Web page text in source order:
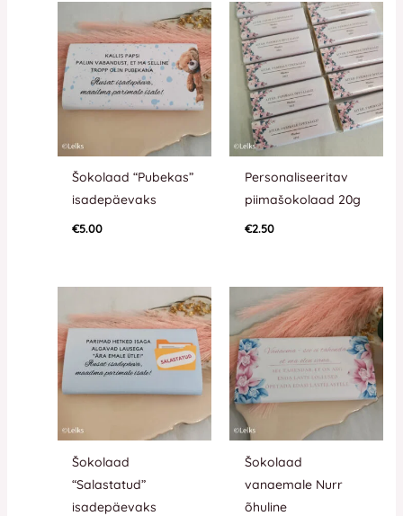
Šokolaad “Pubekas”
isadepäevaks
€5.00
Personaliseeritav
piimašokolaad 20g
€2.50
Šokolaad
“Salastatud”
isadepäevaks
Šokolaad
vanaemale Nurr
õhuline